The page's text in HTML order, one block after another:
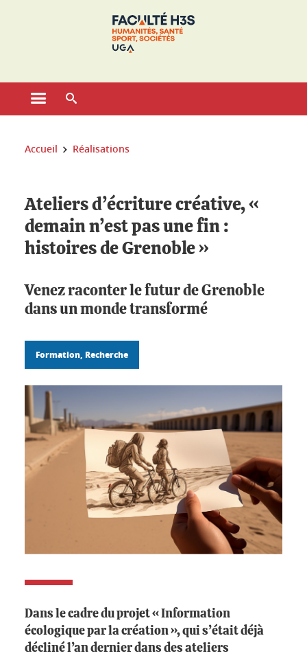
Ouvrir le menu principal
Vous êtes ici :
Accueil Réalisations
Ateliers d’écriture créative, «
demain n’est pas une fin :
histoires de Grenoble »
Venez raconter le futur de Grenoble
dans un monde transformé
Formation, Recherche
Dans le cadre du projet « Information
écologique par la création », qui s’était déjà
décliné l’an dernier dans des ateliers